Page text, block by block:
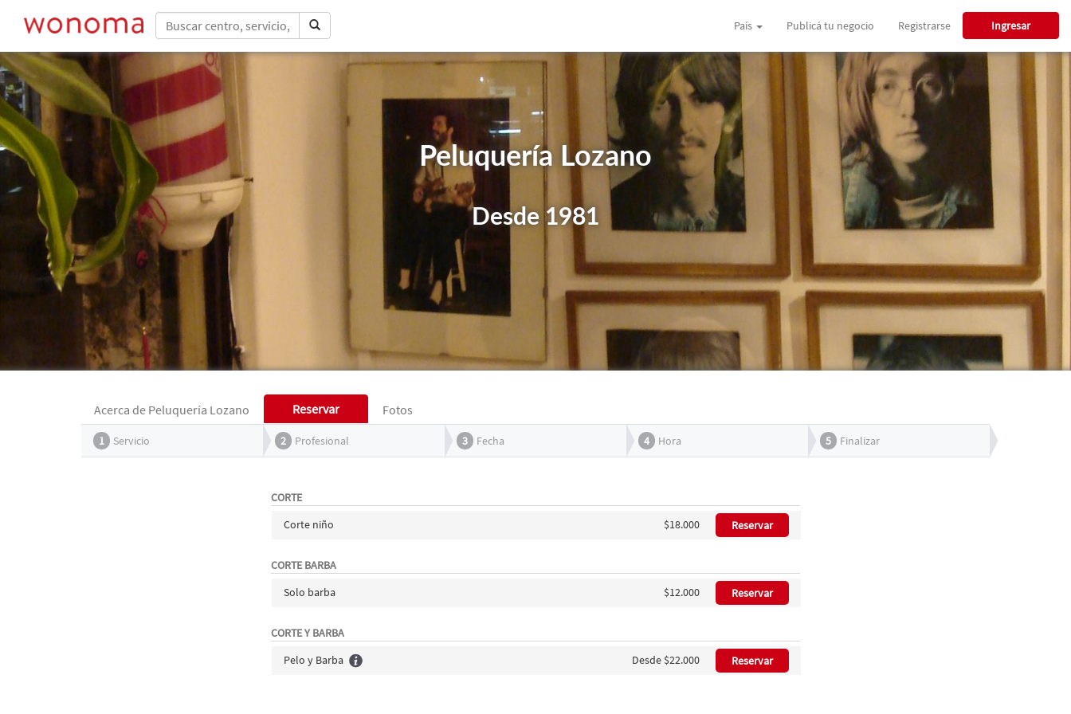
País Publicá tu negocio Registrarse Ingresar
Peluquería Lozano
Desde 1981
Acerca de Peluquería Lozano Reservar Fotos
1 Servicio 2 Profesional 3 Fecha 4 Hora 5 Finalizar
CORTE
Corte niño
$18.000 Reservar
CORTE BARBA
Solo barba
$12.000 Reservar
CORTE Y BARBA
Pelo y Barba
Desde $22.000 Reservar